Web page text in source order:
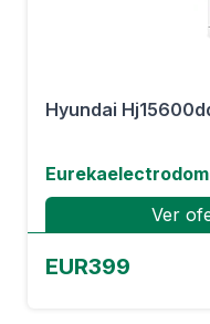
Hyundai
Ver
EUR399